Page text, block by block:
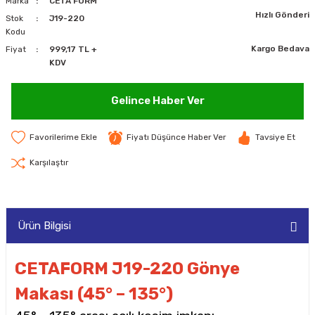
Stok
Kodu
J19-220
Fiyat
999,17 TL +
KDV
Hızlı Gönderi
Kargo Bedava
Gelince Haber Ver
Fiyatı Düşünce Haber Ver Tavsiye Et
Karşılaştır
Ürün Bilgisi
CETAFORM J19-220 Gönye
Makası (45° – 135°)